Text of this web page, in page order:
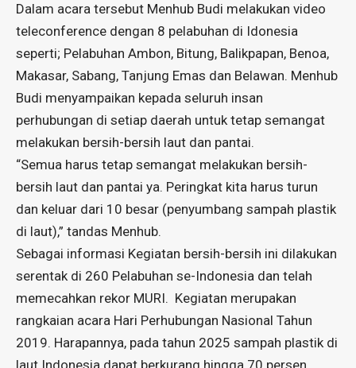
Dalam acara tersebut Menhub Budi melakukan video
teleconference dengan 8 pelabuhan di Idonesia
seperti; Pelabuhan Ambon, Bitung, Balikpapan, Benoa,
Makasar, Sabang, Tanjung Emas dan Belawan. Menhub
Budi menyampaikan kepada seluruh insan
perhubungan di setiap daerah untuk tetap semangat
melakukan bersih-bersih laut dan pantai.
“Semua harus tetap semangat melakukan bersih-
bersih laut dan pantai ya. Peringkat kita harus turun
dan keluar dari 10 besar (penyumbang sampah plastik
di laut),” tandas Menhub.
Sebagai informasi Kegiatan bersih-bersih ini dilakukan
serentak di 260 Pelabuhan se-Indonesia dan telah
memecahkan rekor MURI. Kegiatan merupakan
rangkaian acara Hari Perhubungan Nasional Tahun
2019. Harapannya, pada tahun 2025 sampah plastik di